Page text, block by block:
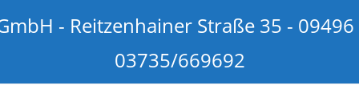
- Reitzenhainer Straße 35 -
03735/669692